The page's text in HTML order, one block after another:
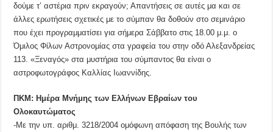
δούμε τ’ αστέρια πριν εκραγούν; Απαντήσεις σε αυτές μα και σε
άλλες ερωτήσεις σχετικές με το σύμπαν θα δοθούν στο σεμινάριο
που έχει προγραμματίσει για σήμερα Σάββατο στις 18.00 μ.μ. ο
Όμιλος Φίλων Αστρονομίας στα γραφεία του στην οδό Αλεξανδρείας
113. «Ξεναγός» στα μυστήρια του σύμπαντος θα είναι ο
αστροφωτογράφος Καλλίας Ιωαννίδης.
ΠΚΜ: Ημέρα Μνήμης των Ελλήνων Εβραίων του
Ολοκαυτώματος
-Με την υπ. αριθμ. 3218/2004 ομόφωνη απόφαση της Βουλής των